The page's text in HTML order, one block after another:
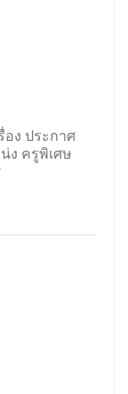
อง ประกาศ
ง ครูพิเศษ